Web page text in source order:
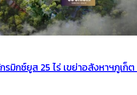
ซ์ยูส 25 ไร่ เขย่าอสังหาฯภูเก็ต